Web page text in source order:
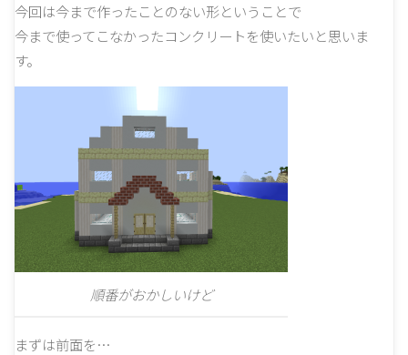
今回は今まで作ったことのない形ということで
今まで使ってこなかったコンクリートを使いたいと思いま
す。
順番がおかしいけど
まずは前面を…